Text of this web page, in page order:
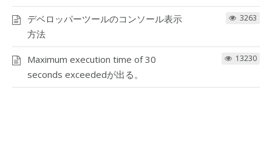
デベロッパーツールのコンソール表示
方法
3263
Maximum execution time of 30
seconds exceededが出る。
13230